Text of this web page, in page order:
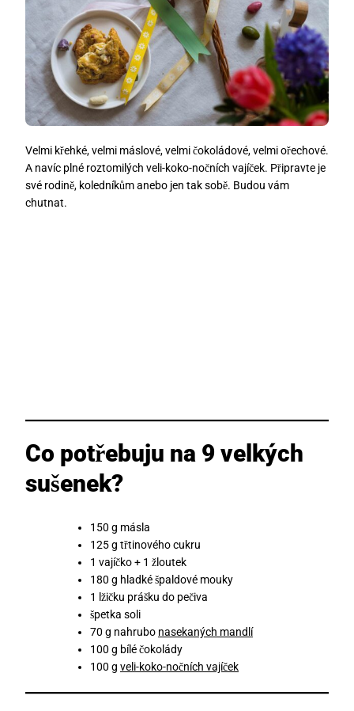
Velmi křehké, velmi máslové, velmi čokoládové, velmi ořechové.
A navíc plné roztomilých veli-koko-nočních vajíček. Připravte je
své rodině, koledníkům anebo jen tak sobě. Budou vám
chutnat.
Co potřebuju na 9 velkých
sušenek?
150 g másla
125 g třtinového cukru
1 vajíčko + 1 žloutek
180 g hladké špaldové mouky
1 lžičku prášku do pečiva
špetka soli
70 g nahrubo nasekaných mandlí
100 g bílé čokolády
100 g veli-koko-nočních vajíček